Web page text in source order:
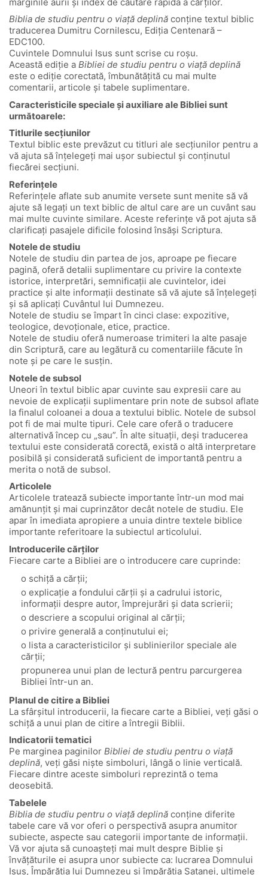
Biblia de studiu pentru o viață deplină conține textul biblic
traducerea Dumitru Cornilescu, Ediția Centenară –
EDC100.
Cuvintele Domnului Isus sunt scrise cu roșu.
Această ediție a Bibliei de studiu pentru o viață deplină
este o ediție corectată, îmbunătățită cu mai multe
comentarii, articole și tabele suplimentare.
Caracteristicile speciale și auxiliare ale Bibliei sunt
următoarele:
Titlurile secțiunilor
Textul biblic este prevăzut cu titluri ale secțiunilor pentru a
vă ajuta să înțelegeți mai ușor subiectul și conținutul
fiecărei secțiuni.
Referințele
Referințele aflate sub anumite versete sunt menite să vă
ajute să legați un text biblic de altul care are un cuvânt sau
mai multe cuvinte similare. Aceste referințe vă pot ajuta să
clarificați pasajele dificile folosind însăși Scriptura.
Notele de studiu
Notele de studiu din partea de jos, aproape pe fiecare
pagină, oferă detalii suplimentare cu privire la contexte
istorice, interpretări, semnificații ale cuvintelor, idei
practice și alte informații destinate să vă ajute să înțelegeți
și să aplicați Cuvântul lui Dumnezeu.
Notele de studiu se împart în cinci clase: expozitive,
teologice, devoționale, etice, practice.
Notele de studiu oferă numeroase trimiteri la alte pasaje
din Scriptură, care au legătură cu comentariile făcute în
note și pe care le susțin.
Notele de subsol
Uneori în textul biblic apar cuvinte sau expresii care au
nevoie de explicații suplimentare prin note de subsol aflate
la finalul coloanei a doua a textului biblic. Notele de subsol
pot fi de mai multe tipuri. Cele care oferă o traducere
alternativă încep cu „sau”. În alte situații, deși traducerea
textului este considerată corectă, există o altă interpretare
posibilă și considerată suficient de importantă pentru a
merita o notă de subsol.
Articolele
Articolele tratează subiecte importante într-un mod mai
amănunțit și mai cuprinzător decât notele de studiu. Ele
apar în imediata apropiere a unuia dintre textele biblice
importante referitoare la subiectul articolului.
Introducerile cărților
Fiecare carte a Bibliei are o introducere care cuprinde:
o schiță a cărții;
o explicație a fondului cărții și a cadrului istoric,
informații despre autor, împrejurări și data scrierii;
o descriere a scopului original al cărții;
o privire generală a conținutului ei;
o lista a caracteristicilor și sublinierilor speciale ale
cărții;
propunerea unui plan de lectură pentru parcurgerea
Bibliei într-un an.
Planul de citire a Bibliei
La sfârșitul introducerii, la fiecare carte a Bibliei, veți găsi o
schiță a unui plan de citire a întregii Biblii.
Indicatorii tematici
Pe marginea paginilor Bibliei de studiu pentru o viață
deplină, veți găsi niște simboluri, lângă o linie verticală.
Fiecare dintre aceste simboluri reprezintă o tema
deosebită.
Tabelele
Biblia de studiu pentru o viață deplină conține diferite
tabele care vă vor oferi o perspectivă asupra anumitor
subiecte, aspecte sau categorii importante de informații.
Vă vor ajuta să cunoașteți mai mult despre Biblie și
învățăturile ei asupra unor subiecte ca: lucrarea Domnului
Isus, Împărăția lui Dumnezeu și împărăția Satanei, ultimele